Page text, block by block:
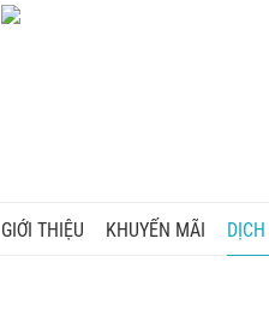
GIỚI THIỆU KHUYẾN MÃI